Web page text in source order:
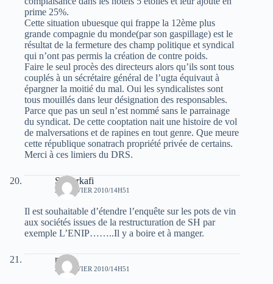
prime 25%.
Cette situation ubuesque qui frappe la 12ème plus
grande compagnie du monde(par son gaspillage) est le
résultat de la fermeture des champ politique et syndical
qui n’ont pas permis la création de contre poids.
Faire le seul procès des directeurs alors qu’ils sont tous
couplés à un sécrétaire général de l’ugta équivaut à
épargner la moitié du mal. Oui les syndicalistes sont
tous mouillés dans leur désignation des responsables.
Parce que pas un seul n’est nommé sans le parrainage
du syndicat. De cette cooptation nait une histoire de vol
de malversations et de rapines en tout genre. Que meure
cette république sonatrach propriété privée de certains.
Merci à ces limiers du DRS.
Si Berkafi
24 JANVIER 2010/14H51
Il est souhaitable d’étendre l’enquête sur les pots de vin
aux sociétés issues de la restructuration de SH par
exemple L’ENIP……..Il y a boire et à manger.
mimo
24 JANVIER 2010/14H51